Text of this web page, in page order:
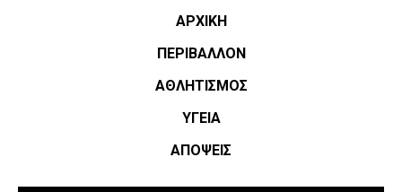
ΑΡΧΙΚΗ
ΠΕΡΙΒΑΛΛΟΝ
ΑΘΛΗΤΙΣΜΌΣ
ΥΓΕΙΑ
ΑΠΟΨΕΙΣ